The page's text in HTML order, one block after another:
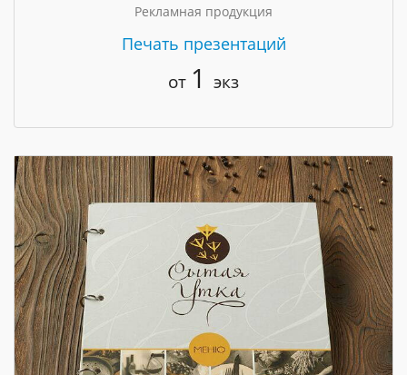
Рекламная продукция
Печать презентаций
от 1 экз